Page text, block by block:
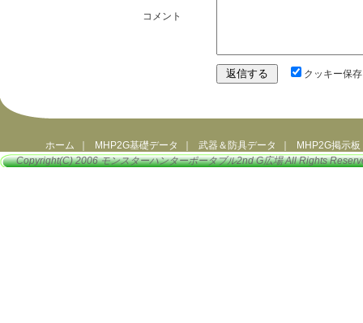
コメント
クッキー保存
ホーム MHP2G基礎データ 武器＆防具データ
MHP2G掲示板
Copyright(C) 2006モンスターハンターポータブル2nd G広場All Rights